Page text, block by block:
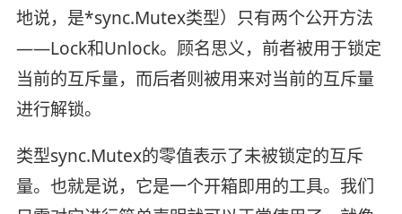
地说，是*sync.Mutex类型）只有两个公开方法
——Lock和Unlock。顾名思义，前者被用于锁定
当前的互斥量，而后者则被用来对当前的互斥量
进行解锁。
类型sync.Mutex的零值表示了未被锁定的互斥
量。也就是说，它是一个开箱即用的工具。我们